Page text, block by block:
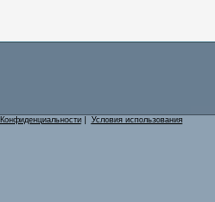
Конфиденциальности| Условия использования